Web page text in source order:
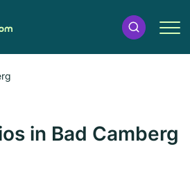
in Bad Camberg